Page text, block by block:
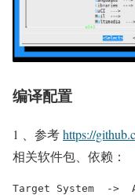
编译配置
1 、参考https://
相关软件包、依赖：
Target System  ->